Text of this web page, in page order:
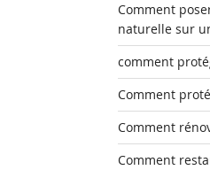
Comment
naturelle sur
comment
Comment
Comment
Comment